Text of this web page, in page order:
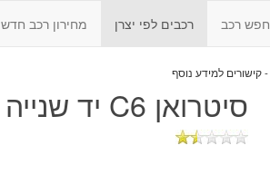
חפש רכב רכבים לפי יצרן מחירון רכב חדש
סיטרואן C6 יד שנייה 2006 - 2013